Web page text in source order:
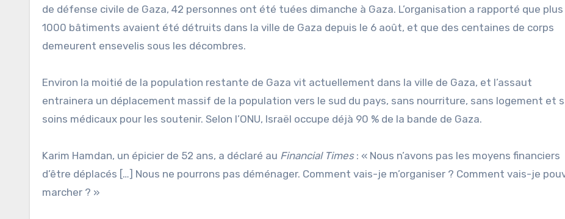
de défense civile de Gaza, 42 personnes ont été tuées dimanche à Gaza. L’organisation a rapporté que plus
1000 bâtiments avaient été détruits dans la ville de Gaza depuis le 6 août, et que des centaines de corps
demeurent ensevelis sous les décombres.
Environ la moitié de la population restante de Gaza vit actuellement dans la ville de Gaza, et l’assaut
entrainera un déplacement massif de la population vers le sud du pays, sans nourriture, sans logement et
soins médicaux pour les soutenir. Selon l’ONU, Israël occupe déjà 90 % de la bande de Gaza.
Karim Hamdan, un épicier de 52 ans, a déclaré au Financial Times: « Nous n’avons pas les moyens financiers
d’être déplacés […] Nous ne pourrons pas déménager. Comment vais-je m’organiser ? Comment vais-je
marcher ? »